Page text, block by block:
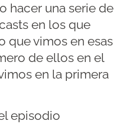
hacer una serie de
en los que
que vimos en esas
de ellos en el
en la primera
episodio